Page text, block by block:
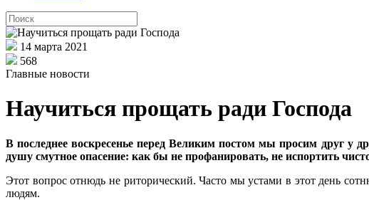
14 марта 2021
568
Главные новости
Научиться прощать ради Господа
В последнее воскресенье перед Великим постом мы просим друг у
душу смутное опасение: как бы не профанировать, не испортить
Этот вопрос отнюдь не риторический. Часто мы устами в этот день
людям.